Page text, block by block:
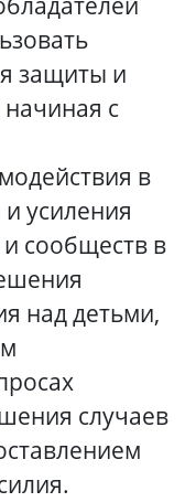
защиты и
с
в
усиления
сообществ в
над детьми,
случаев